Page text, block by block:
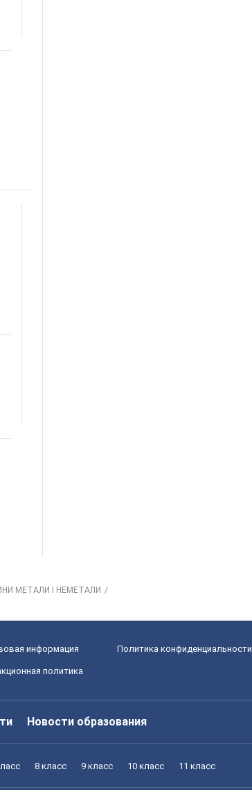
МЕТАЛИ І НЕМЕТАЛИ
информация Политика конфиденциальности
политика
Новости образования
8 класс 9 класс 10 класс 11 класс